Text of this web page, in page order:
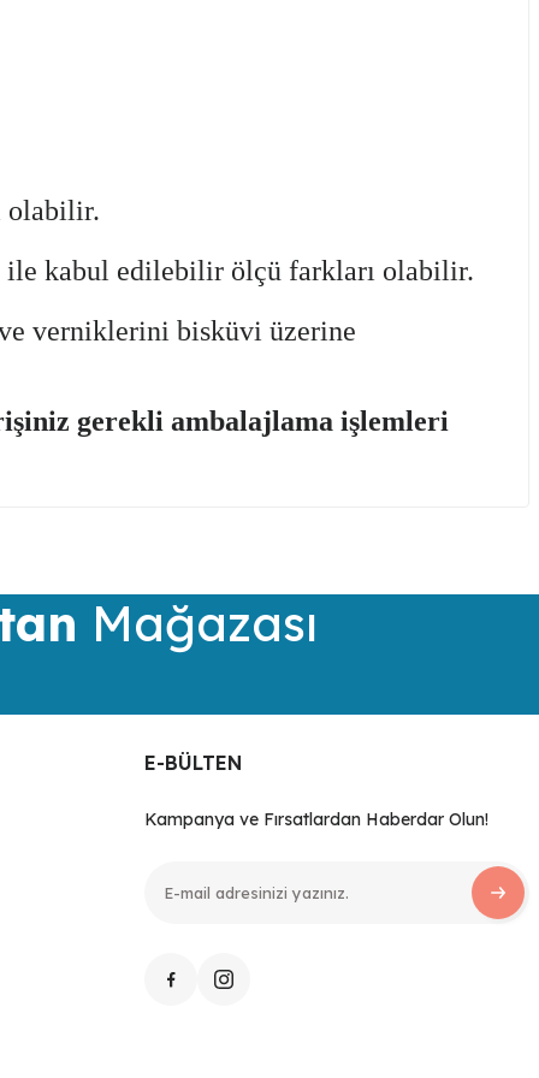
olabilir.
ile kabul edilebilir ölçü farkları olabilir.
verniklerini bisküvi üzerine
gerekli ambalajlama işlemleri
Mağazası
E-BÜLTEN
Kampanya ve Fırsatlardan Haberdar Olun!